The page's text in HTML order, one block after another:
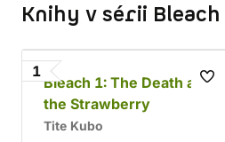
Knihy v sérii Bleach
1
Bleach 1: The Death and
the Strawberry
Tite Kubo